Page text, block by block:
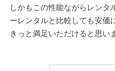
しかもこの性能ながらレンタ
ーレンタルと比較しても安価
きっと満足いただけると思い